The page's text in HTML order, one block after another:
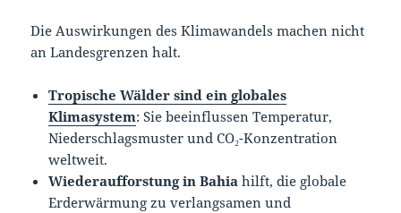
Die Auswirkungen des Klimawandels machen nicht
an Landesgrenzen halt.
Tropische Wälder sind ein globales
Klimasystem: Sie beeinflussen Temperatur,
Niederschlagsmuster und CO₂-Konzentration
weltweit.
Wiederaufforstung in Bahia hilft, die globale
Erderwärmung zu verlangsamen und